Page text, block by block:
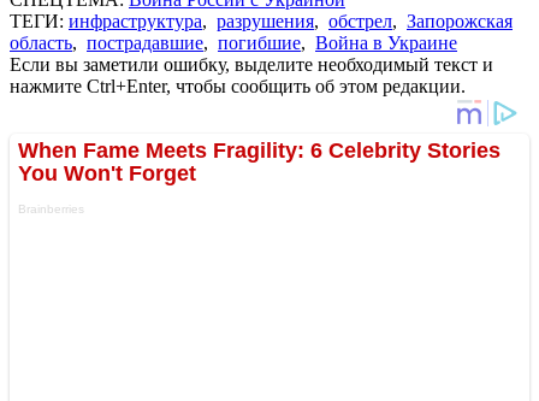
ТЕГИ: инфраструктура, разрушения, обстрел, Запорожская
область, пострадавшие, погибшие, Война в Украине
Если вы заметили ошибку, выделите необходимый текст и
нажмите Ctrl+Enter, чтобы сообщить об этом редакции.